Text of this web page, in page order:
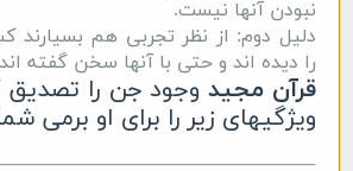
نبودن آنها نیست.
دلیل دوم: از نظر تجربی هم بسیارند
را دیده اند و حتی با آنها سخن گفته
قرآن مجیدوجود جن را تصدیق
ویژگیهای زیر را برای او برمی